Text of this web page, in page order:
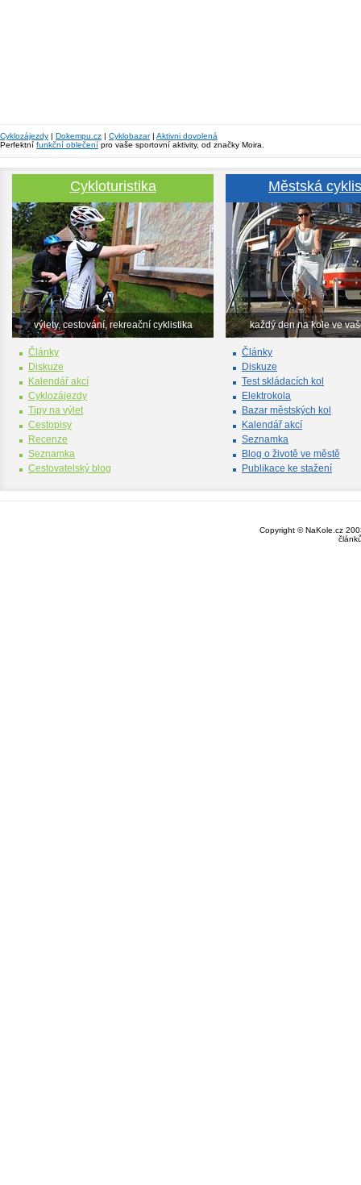
Cyklozájezdy | Dokempu.cz | Cyklobazar| Aktivni dovolená
Perfektní funkční oblečení pro vaše sportovní aktivity, od značky Moira.
Cykloturistika
výlety, cestování, rekreační cyklistika
Články
Diskuze
Kalendář akcí
Cyklozájezdy
Tipy na výlet
Cestopisy
Recenze
Seznamka
Cestovatelský blog
Městská
každý den na kole ve
Články
Diskuze
Test skládacích kol
Elektrokola
Bazar městských kol
Kalendář akcí
Seznamka
Blog o životě ve městě
Publikace ke stažení
Copyright © NaKole.cz